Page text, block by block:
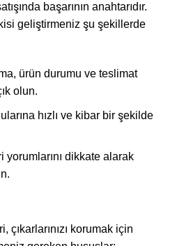
başarının anahtarıdır.
geliştirmeniz şu şekillerde
ürün durumu ve teslimat
olun.
hızlı ve kibar bir şekilde
yorumlarını dikkate alarak
çıkarlarınızı korumak için